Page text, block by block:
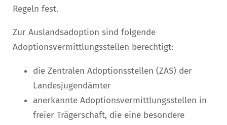
Regeln fest.
Zur Auslandsadoption sind folgende
Adoptionsvermittlungsstellen berechtigt:
die Zentralen Adoptionsstellen (ZAS) der
Landesjugendämter
anerkannte Adoptionsvermittlungsstellen in
freier Trägerschaft, die eine besondere